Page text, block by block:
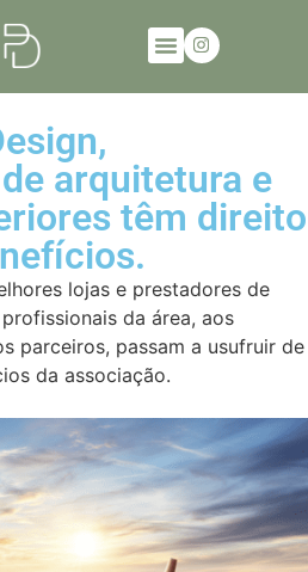
arquitetura e
têm direito
lojas e prestadores de
da área, aos
parceiros, passam a usufruir de
da associação.